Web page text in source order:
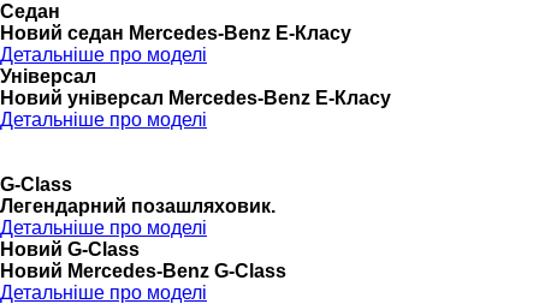
Седан
Новий седан Mercedes-Benz Е-Класу
Детальніше про моделі
Універсал
Новий універсал Mercedes-Benz E-Класу
Детальніше про моделі
G-Class
Легендарний позашляховик.
Детальніше про моделі
Новий G-Class
Новий Mercedes-Benz G-Class
Детальніше про моделі